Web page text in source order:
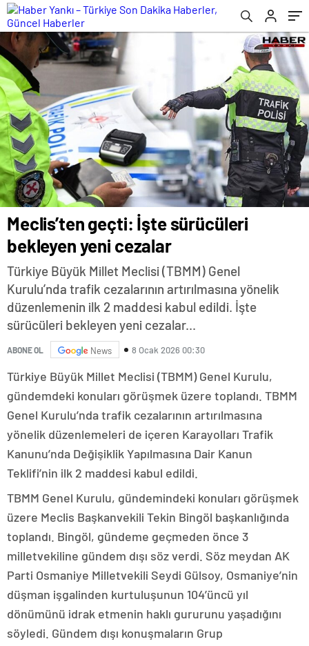
Meclis’ten geçti: İşte sürücüleri
bekleyen yeni cezalar
Türkiye Büyük Millet Meclisi (TBMM) Genel
Kurulu’nda trafik cezalarının artırılmasına yönelik
düzenlemenin ilk 2 maddesi kabul edildi. İşte
sürücüleri bekleyen yeni cezalar...
ABONE OL News 8 Ocak 2026 00:30
Türkiye Büyük Millet Meclisi (TBMM) Genel Kurulu,
gündemdeki konuları görüşmek üzere toplandı. TBMM
Genel Kurulu’nda trafik cezalarının artırılmasına
yönelik düzenlemeleri de içeren Karayolları Trafik
Kanunu’nda Değişiklik Yapılmasına Dair Kanun
Teklifi’nin ilk 2 maddesi kabul edildi.
TBMM Genel Kurulu, gündemindeki konuları görüşmek
üzere Meclis Başkanvekili Tekin Bingöl başkanlığında
toplandı. Bingöl, gündeme geçmeden önce 3
milletvekiline gündem dışı söz verdi. Söz meydan AK
Parti Osmaniye Milletvekili Seydi Gülsoy, Osmaniye’nin
düşman işgalinden kurtuluşunun 104’üncü yıl
dönümünü idrak etmenin haklı gururunu yaşadığını
söyledi. Gündem dışı konuşmaların Grup